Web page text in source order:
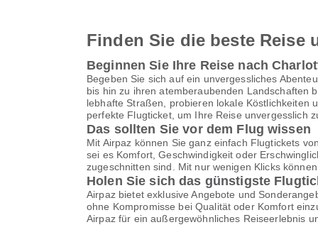
Finden Sie die beste Reise
Beginnen Sie Ihre Reise nach
Begeben Sie sich auf ein unvergessliches
bis hin zu ihren atemberaubenden Landschaften
lebhafte Straßen, probieren lokale Köstlichkeiten
perfekte Flugticket, um Ihre Reise unvergesslich
Das sollten Sie vor dem Flug wissen
Mit Airpaz können Sie ganz einfach Flugtickets
sei es Komfort, Geschwindigkeit oder
zugeschnitten sind. Mit nur wenigen Klicks
Holen Sie sich das günstigste
Airpaz bietet exklusive Angebote und
ohne Kompromisse bei Qualität oder Komfort
Airpaz für ein außergewöhnliches Reiseerlebnis